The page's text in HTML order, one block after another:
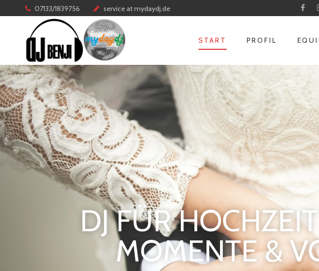
07133/1839756 service at mydaydj.de
START PROFIL
DJ FÜR
MOMENTE &